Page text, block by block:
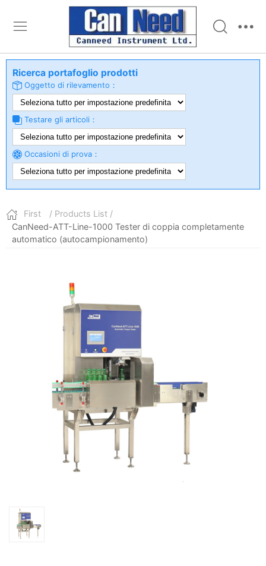
Ricerca portafoglio prodotti
Oggetto di rilevamento：
Testare gli articoli：
Occasioni di prova：
First
/ Products List /
CanNeed-ATT-Line-1000 Tester di coppia completamente
automatico (autocampionamento)